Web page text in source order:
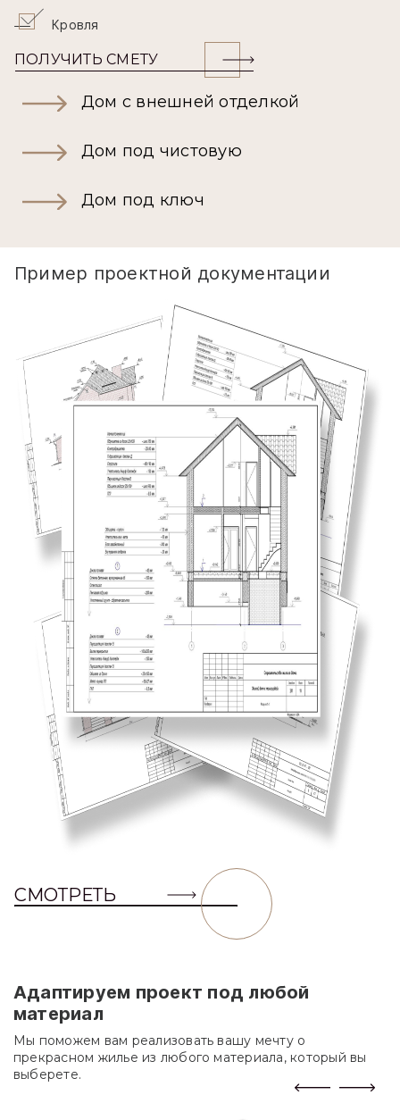
Кровля
ПОЛУЧИТЬ СМЕТУ
Дом с внешней отделкой
Дом под чистовую
Дом под ключ
Пример проектной документации
СМОТРЕТЬ
Адаптируем проект под любой
материал
Мы поможем вам реализовать вашу мечту о
прекрасном жилье из любого материала, который вы
выберете.